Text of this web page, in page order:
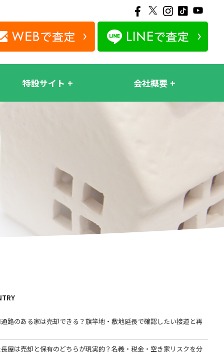
特設サイト 会社概要
通路のある家は売却できる？旗竿地・敷地延長で確認したい接道と再
屋は売却と保有のどちらが現実的？名義・税金・空き家リスクを分